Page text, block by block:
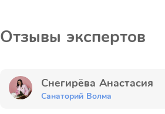
Отзывы экспертов
Снегирёва Анастасия
Санаторий Волма